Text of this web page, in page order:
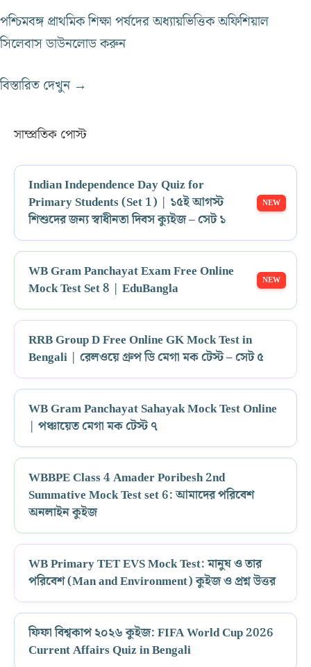
পশ্চিমবঙ্গ প্রাথমিক শিক্ষা পর্ষদের অধ্যায়ভিত্তিক অফিশিয়াল
সিলেবাস ডাউনলোড করুন
বিস্তারিত দেখুন →
সাম্প্রতিক পোস্ট
Indian Independence Day Quiz for
Primary Students (Set 1) | ১৫ই আগস্ট
শিশুদের জন্য স্বাধীনতা দিবস ক্যুইজ – সেট ১
WB Gram Panchayat Exam Free Online
Mock Test Set 8 | EduBangla
RRB Group D Free Online GK Mock Test in
Bengali | রেলওয়ে গ্রুপ ডি মেগা মক টেস্ট – সেট ৫
WB Gram Panchayat Sahayak Mock Test Online
| পঞ্চায়েত মেগা মক টেস্ট ৭
WBBPE Class 4 Amader Poribesh 2nd
Summative Mock Test set 6: আমাদের পরিবেশ
অনলাইন কুইজ
WB Primary TET EVS Mock Test: মানুষ ও তার
পরিবেশ (Man and Environment) কুইজ ও প্রশ্ন উত্তর
ফিফা বিশ্বকাপ ২০২৬ কুইজ: FIFA World Cup 2026
Current Affairs Quiz in Bengali